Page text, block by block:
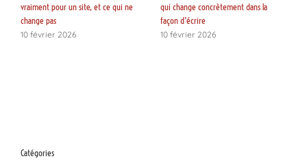
dans la
légales : où s’arrête notre rôle – et
pourquoi c’est une bonne chose
18 décembre 2025
vraiment exécuter
10 février 2026
Catégories